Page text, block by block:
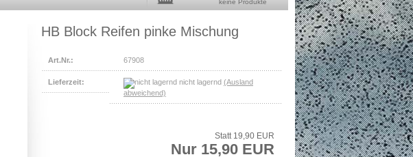
keine Produkte
HB Block Reifen pinke Mischung
Art.Nr.: 67908
Lieferzeit: nicht lagernd (Ausland
abweichend)
Statt 19,90 EUR
Nur 15,90 EUR